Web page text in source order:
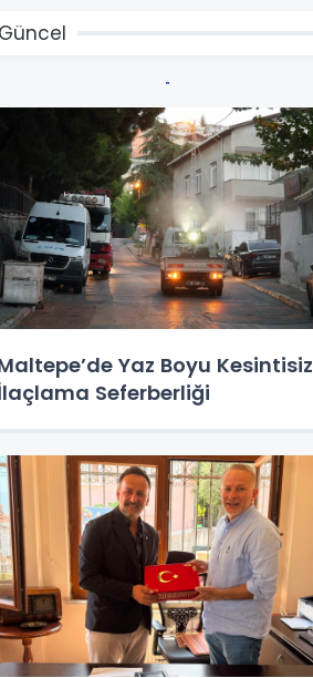
Güncel
Yaz Boyu Kesintisiz
Seferberliği